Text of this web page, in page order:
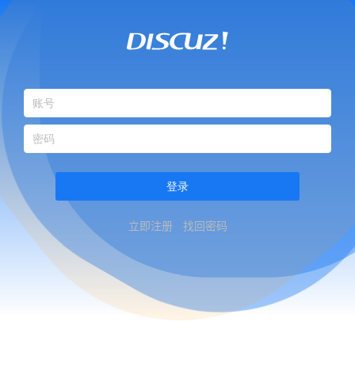
登录
立即注册 找回密码